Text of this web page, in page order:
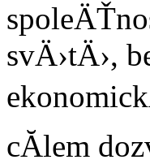
svÄ›tÄ›,
cĂ­lem